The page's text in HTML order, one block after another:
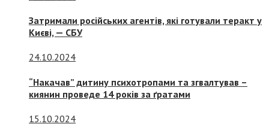
Затримали російських агентів, які готували теракт у
Києві, — СБУ
24.10.2024
“Накачав” дитину психотропами та згвалтував –
киянин проведе 14 років за ґратами
15.10.2024